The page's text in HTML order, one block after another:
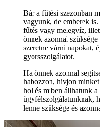
Bár a fűtési szezonban
vagyunk, de emberek
fűtés vagy melegvíz,
önnek azonnal szüksége
szeretne várni napokat,
gyorsszolgálatot.
Ha önnek azonnal
habozzon, hívjon
hol és miben állhatunk a
ügyfélszolgálatunknak,
lenne szüksége és